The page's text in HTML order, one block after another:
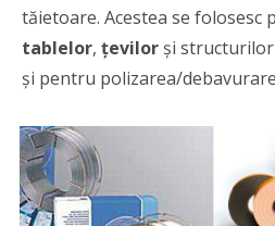
tăietoare. Acestea se folosesc
tablelor, țevilor și
și pentru polizarea/